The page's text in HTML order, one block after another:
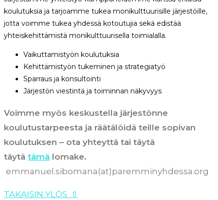
koulutuksia ja tarjoamme tukea monikulttuurisille järjestöille,
jotta voimme tukea yhdessä kotoutujia sekä edistää
yhteiskehittämistä monikulttuurisella toimialalla.
Vaikuttamistyön koulutuksia
Kehittämistyön tukeminen ja strategiatyö
Sparraus ja konsultointi
Järjestön viestintä ja toiminnan näkyvyys
Voimme myös keskustella järjestönne
koulutustarpeesta ja räätälöidä teille sopivan
koulutuksen – ota yhteyttä tai täytä
täytä tämä lomake.
emmanuel.sibomana(at)paremminyhdessa.org
TAKAISIN YLÖS ⇧